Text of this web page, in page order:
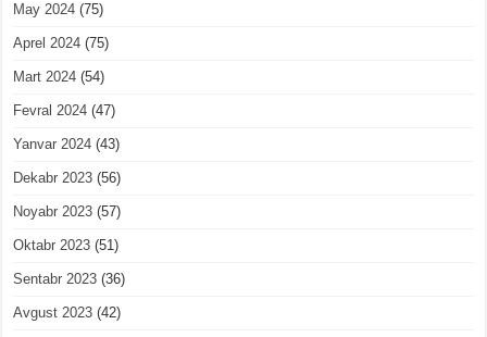
May 2024 (75)
Aprel 2024 (75)
Mart 2024 (54)
Fevral 2024 (47)
Yanvar 2024 (43)
Dekabr 2023 (56)
Noyabr 2023 (57)
Oktabr 2023 (51)
Sentabr 2023 (36)
Avgust 2023 (42)